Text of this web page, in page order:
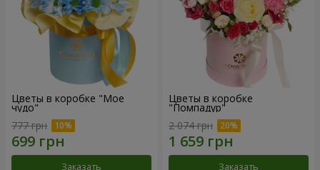
Цветы в коробке "Мое
чудо"
777 грн
Заказать
Цветы в коробке
"Помпадур"
2 074 грн
Заказать